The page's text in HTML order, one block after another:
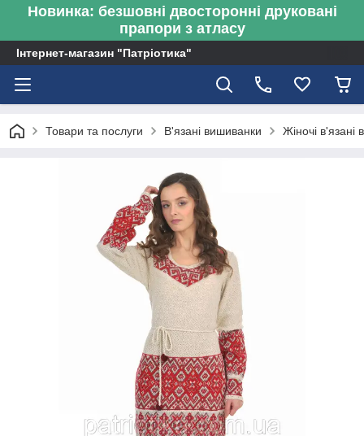
Новинка: безшовні двосторонні друковані
прапори з атласу
Інтернет-магазин "Патріотика"
Товари та послуги В'язані вишиванки Жіночі в'язані